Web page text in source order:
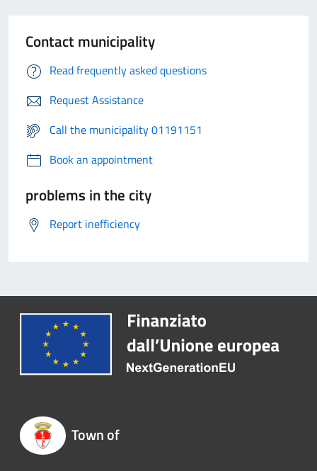
Contact municipality
Read frequently asked questions
Request Assistance
Call the municipality 01191151
Book an appointment
problems in the city
Report inefficiency
Town of